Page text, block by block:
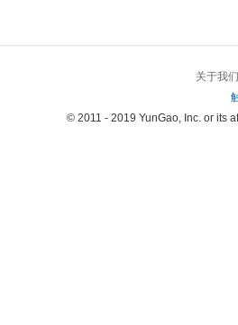
关于我们
© 2011 - 2019 YunGao, Inc. or its